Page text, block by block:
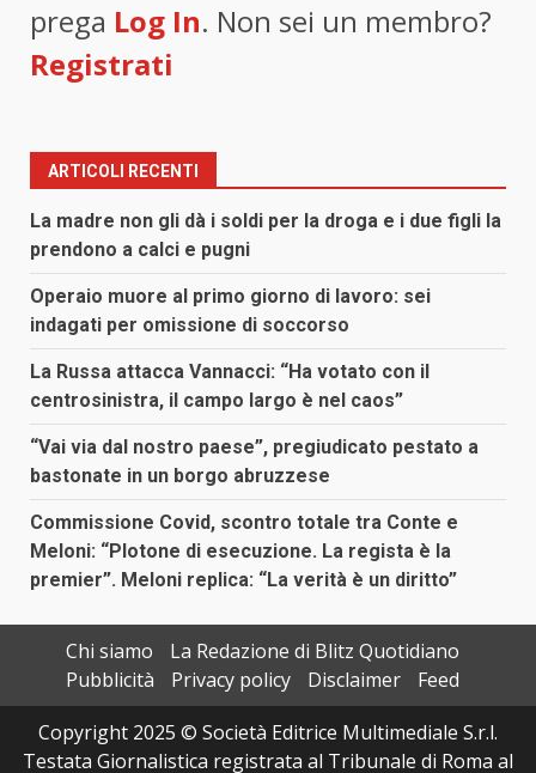
prega Log In. Non sei un membro?
Registrati
ARTICOLI RECENTI
La madre non gli dà i soldi per la droga e i due figli la
prendono a calci e pugni
Operaio muore al primo giorno di lavoro: sei
indagati per omissione di soccorso
La Russa attacca Vannacci: “Ha votato con il
centrosinistra, il campo largo è nel caos”
“Vai via dal nostro paese”, pregiudicato pestato a
bastonate in un borgo abruzzese
Commissione Covid, scontro totale tra Conte e
Meloni: “Plotone di esecuzione. La regista è la
premier”. Meloni replica: “La verità è un diritto”
Chi siamo
La Redazione di Blitz Quotidiano
Pubblicità
Privacy policy Disclaimer
Feed
Copyright 2025 © Società Editrice Multimediale S.r.l.
Testata Giornalistica registrata al Tribunale di Roma al